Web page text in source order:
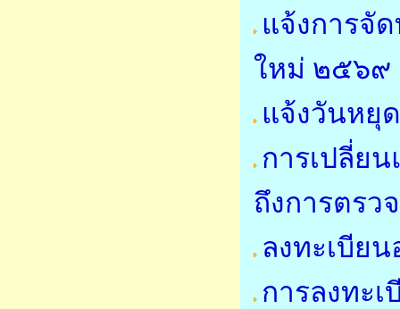
แจ้งการจั
ใหม่ ๒๕๖๙
แจ้งวันหยุ
การเปลี่ย
ถึงการตรว
ลงทะเบีย
การลงทะ